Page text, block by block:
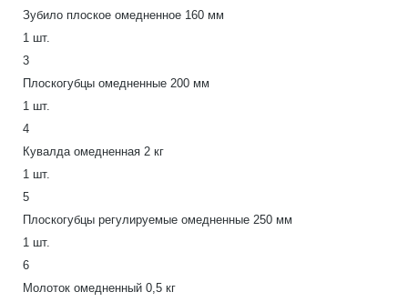
Зубило плоское омедненное 160 мм
1 шт.
3
Плоскогубцы омедненные 200 мм
1 шт.
4
Кувалда омедненная 2 кг
1 шт.
5
Плоскогубцы регулируемые омедненные 250 мм
1 шт.
6
Молоток омедненный 0,5 кг